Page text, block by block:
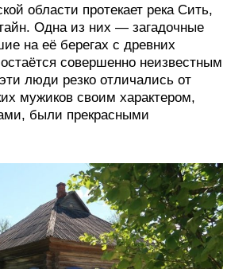
области протекает река Сить,
Одна из них — загадочные
на её берегах с древних
совершенно неизвестным
люди резко отличались от
мужиков своим характером,
были прекрасными